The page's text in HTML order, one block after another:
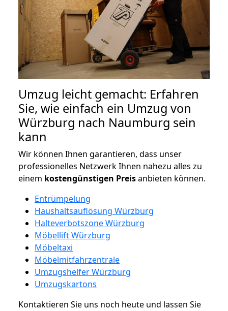
Umzug leicht gemacht: Erfahren
Sie, wie einfach ein Umzug von
Würzburg nach Naumburg sein
kann
Wir können Ihnen garantieren, dass unser
professionelles Netzwerk Ihnen nahezu alles zu
einem kostengünstigen Preisanbieten können.
Entrümpelung
Haushaltsauflösung Würzburg
Halteverbotszone Würzburg
Möbellift Würzburg
Möbeltaxi
Möbelmitfahrzentrale
Umzugshelfer Würzburg
Umzugskartons
Kontaktieren Sie uns noch heute und lassen Sie